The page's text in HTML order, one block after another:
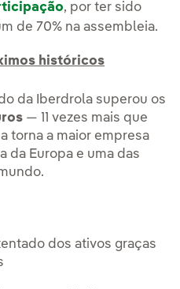
, por ter sido
de 70% na assembleia.
históricos
da Iberdrola superou os
— 11 vezes mais que
torna a maior empresa
da Europa e uma das
dos ativos graças